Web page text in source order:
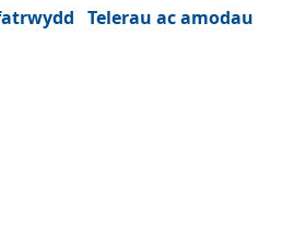
Telerau ac amodau